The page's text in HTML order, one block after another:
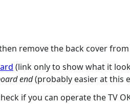
remove the back cover from
(link only to show what it
end(probably easier at this
if you can operate the TV